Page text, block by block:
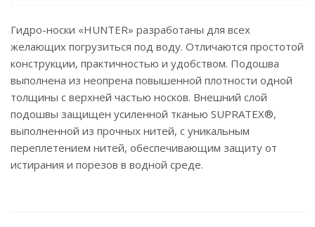
Гидро-носки «HUNTER» разработаны для всех
желающих погрузиться под воду. Отличаются простотой
конструкции, практичностью и удобством. Подошва
выполнена из неопрена повышенной плотности одной
толщины с верхней частью носков. Внешний слой
подошвы защищен усиленной тканью SUPRATEX®,
выполненной из прочных нитей, с уникальным
переплетением нитей, обеспечивающим защиту от
истирания и порезов в водной среде.